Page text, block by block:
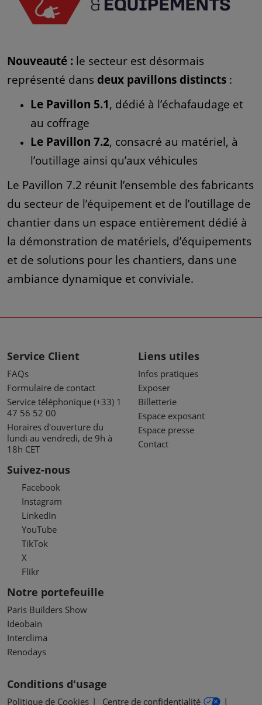
Nouveauté : le secteur est désormais
représenté dans deux pavillons distincts :
Le Pavillon 5.1, dédié à l’échafaudage et
au coffrage
Le Pavillon 7.2, consacré au matériel, à
l’outillage ainsi qu’aux véhicules
Le Pavillon 7.2 réunit l’ensemble des fabricants
du secteur de l’équipement et de l’outillage de
chantier dans un espace entièrement dédié à
la démonstration de matériels, d’équipements
et de solutions pour les chantiers, dans une
ambiance dynamique et conviviale.
Service Client
FAQs
Formulaire de contact
Service téléphonique (+33) 1
47 56 52 00
Horaires d'ouverture du
lundi au vendredi, de 9h à
18h CET
Liens utiles
Infos pratiques
Exposer
Billetterie
Espace exposant
Espace presse
Contact
Suivez-nous
Facebook
Instagram
LinkedIn
YouTube
TikTok
X
Flikr
Notre portefeuille
Paris Builders Show
Ideobain
Interclima
Renodays
Conditions d'usage
Politique de Cookies Centre de confidentialité